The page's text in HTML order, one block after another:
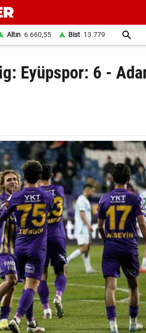
Altın 6.660,55 Bist 13.779
Eyüpspor: 6 -